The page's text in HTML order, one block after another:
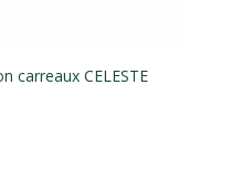
carreaux CELESTE